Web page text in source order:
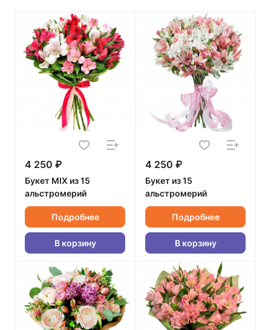
4 250 ₽
Букет MIX из 15
альстромерий
Подробнее
В корзину
4 250 ₽
Букет из 15
альстромерий
Подробнее
В корзину